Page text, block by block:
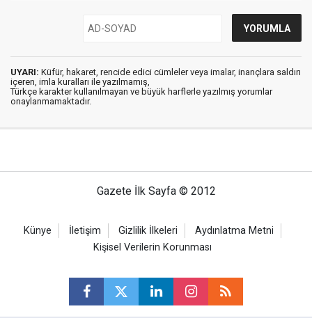
UYARI: Küfür, hakaret, rencide edici cümleler veya imalar, inançlara saldırı
içeren, imla kuralları ile yazılmamış,
Türkçe karakter kullanılmayan ve büyük harflerle yazılmış yorumlar
onaylanmamaktadır.
Gazete İlk Sayfa © 2012
Künye İletişim Gizlilik İlkeleri
Aydınlatma Metni
Kişisel Verilerin Korunması